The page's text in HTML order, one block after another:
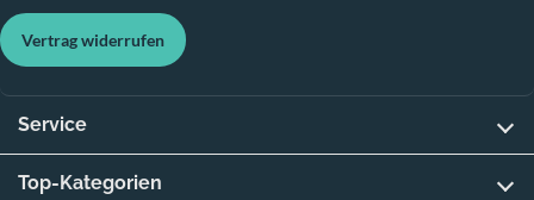
Vertrag widerrufen
Service
Top-Kategorien